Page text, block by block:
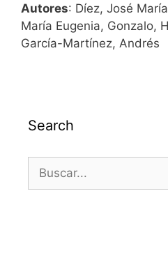
Autores: Díez, José
María Eugenia, Gonzalo,
García-Martínez, Andrés
Search